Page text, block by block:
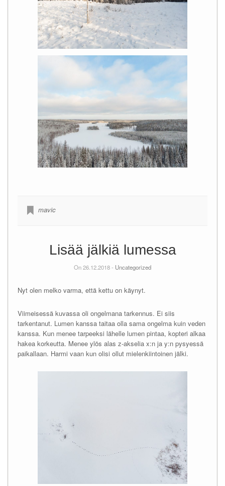
mavic
Lisää jälkiä lumessa
On 26.12.2018 - Uncategorized
Nyt olen melko varma, että kettu on käynyt.
Viimeisessä kuvassa oli ongelmana tarkennus. Ei siis
tarkentanut. Lumen kanssa taitaa olla sama ongelma kuin veden
kanssa. Kun menee tarpeeksi lähelle lumen pintaa, kopteri alkaa
hakea korkeutta. Menee ylös alas z-akselia x:n ja y:n pysyessä
paikallaan. Harmi vaan kun olisi ollut mielenkiintoinen jälki.